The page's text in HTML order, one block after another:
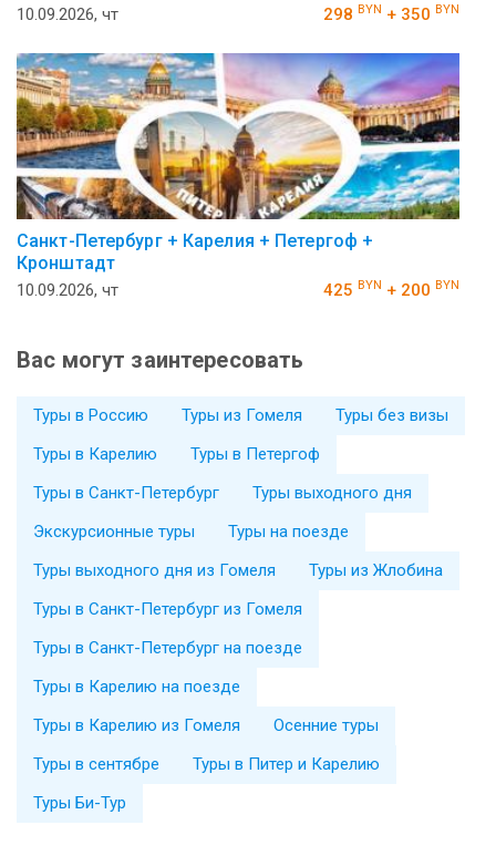
10.09.2026, чт 298 BYN + 350 BYN
Санкт-Петербург + Карелия + Петергоф +
Кронштадт
10.09.2026, чт 425 BYN + 200 BYN
Вас могут заинтересовать
Туры в Россию Туры из Гомеля
Туры без визы
Туры в Карелию
Туры в Петергоф
Туры в Санкт-Петербург
Туры выходного дня
Экскурсионные туры
Туры на поезде
Туры выходного дня из Гомеля
Туры из Жлобина
Туры в Санкт-Петербург из Гомеля
Туры в Санкт-Петербург на поезде
Туры в Карелию на поезде
Туры в Карелию из Гомеля
Осенние туры
Туры в сентябре
Туры в Питер и Карелию
Туры Би-Тур